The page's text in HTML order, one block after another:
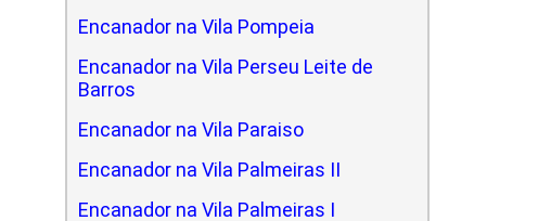
Encanador na Vila Pompeia
Encanador na Vila Perseu Leite de
Barros
Encanador na Vila Paraiso
Encanador na Vila Palmeiras II
Encanador na Vila Palmeiras I